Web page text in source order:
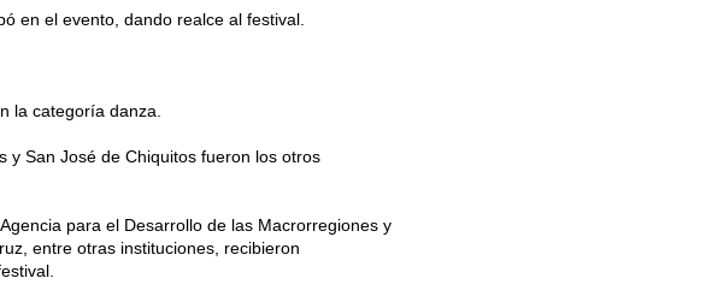
en el evento, dando realce al festival.
la categoría danza.
y San José de Chiquitos fueron los otros
para el Desarrollo de las Macrorregiones y
entre otras instituciones, recibieron